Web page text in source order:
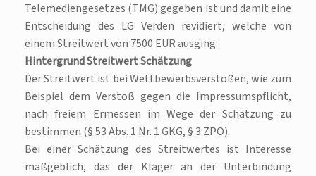
Telemediengesetzes (TMG) gegeben ist und damit eine
Entscheidung des LG Verden revidiert, welche von
einem Streitwert von 7500 EUR ausging.
Hintergrund Streitwert Schätzung
Der Streitwert ist bei Wettbewerbsverstößen, wie zum
Beispiel dem Verstoß gegen die Impressumspflicht,
nach freiem Ermessen im Wege der Schätzung zu
bestimmen (§ 53 Abs. 1 Nr. 1 GKG, § 3 ZPO).
Bei einer Schätzung des Streitwertes ist Interesse
maßgeblich, das der Kläger an der Unterbindung